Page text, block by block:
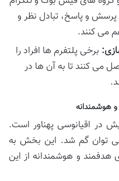
و پاسخ، تبادل نظر و
می کنند.
برخی پلتفرم ها افراد را
می کنند تا به آن ها در
و هوشمندانه
در اقیانوسی پهناور است.
توان گم شد. این بخش به
هدفمند و هوشمندانه از این